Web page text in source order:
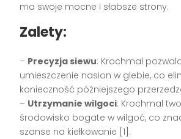
ma swoje mocne i słabsze strony.
Zalety:
– Precyzja siewu: Krochmal
umieszczenie nasion w glebie, co
konieczność późniejszego
– Utrzymanie wilgoci: Krochmal
środowisko bogate w wilgoć, co
szanse na kiełkowanie [1].